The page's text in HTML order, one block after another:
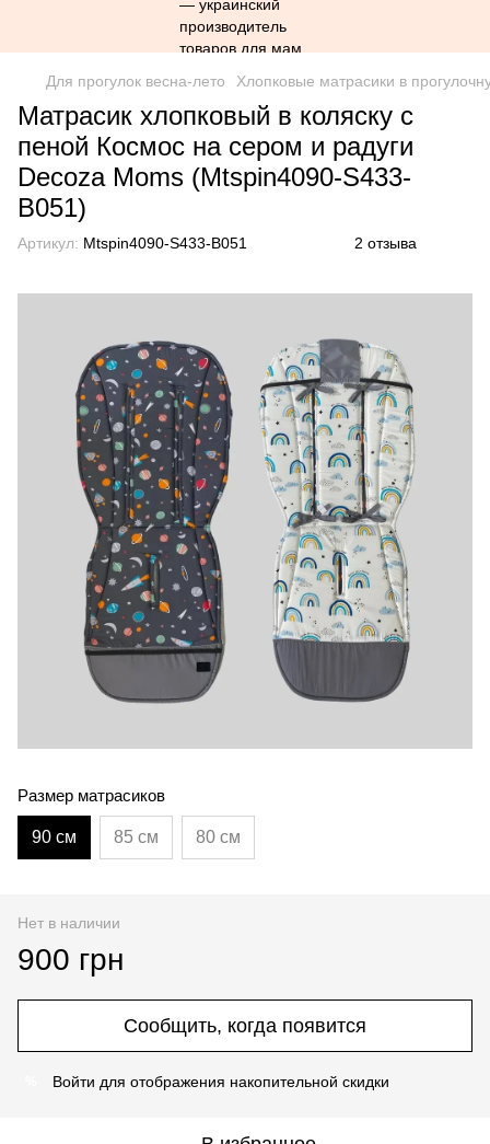
Для прогулок весна-лето Хлопковые матрасики в
Матрасик хлопковый в коляску с
пеной Космос на сером и радуги
Decoza Moms (Mtspin4090-S433-
В051)
Артикул: Mtspin4090-S433-В051 2 отзыва
Размер матрасиков
90 см 85 см 80 см
Нет в наличии
900 грн
Сообщить, когда появится
Войти для отображения накопительной скидки